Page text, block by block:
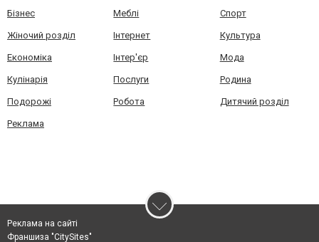
Бізнес Меблі Спорт
Жіночий розділ Інтернет Культура
Економіка Інтер'єр Мода
Кулінарія Послуги Родина
Подорожі Робота Дитячий розділ
Реклама
Реклама на сайті
Франшиза "CitySites"